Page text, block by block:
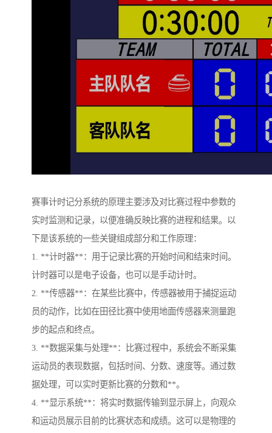
赛事计时记分系统的原理主要涉及对比赛过程中参数的
实时监测和记录，以便准确反映比赛的进程和结果。以
下是该系统的一些关键组成部分和工作原理：
1. **计时器**：用于记录比赛的开始时间和结束时间。
计时器可以是电子设备，也可以是手动计时。
2. **传感器**：在某些比赛中，传感器被用于捕捉运动
员的动作，比如在田径比赛中使用地面传感器来测量跑
步的起点和终点。
3. **数据采集与处理**：比赛过程中，系统会不断采集
运动员的表现数据，包括时间、分数、速度等。通过数
据处理，可以实时更新比赛的分数和**。
4. **显示系统**：将实时数据传输到显示屏上，向观众
和运动员展示目前的比赛状态和成绩。这可以是物理的